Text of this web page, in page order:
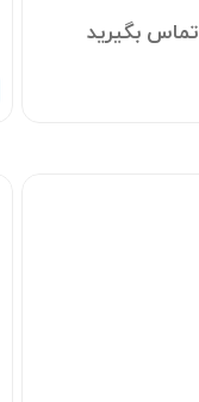
تماس بگیرید